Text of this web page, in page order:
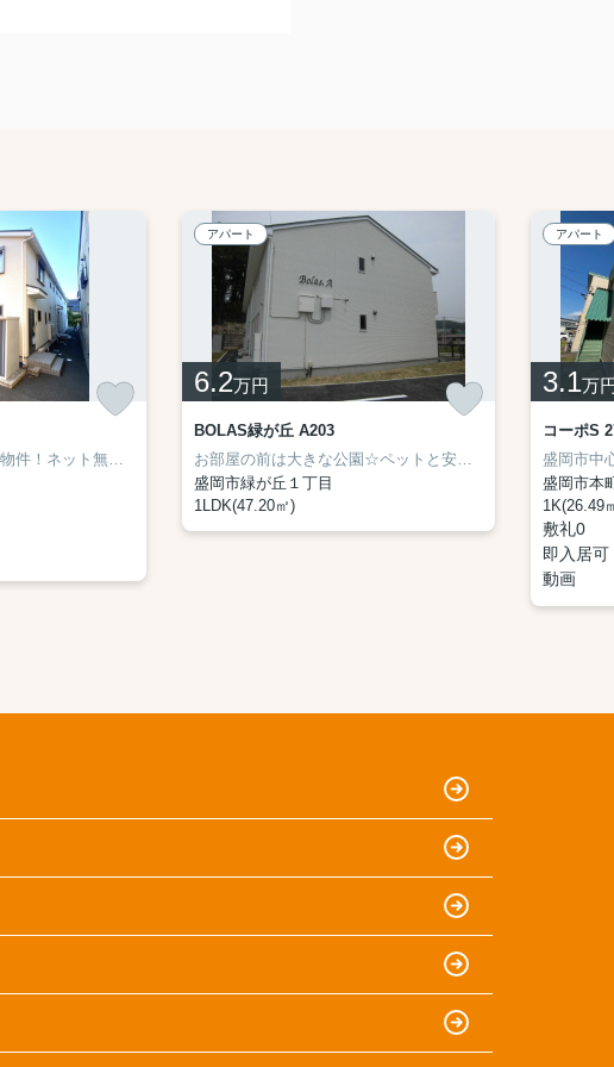
盛岡駅徒歩圏内の築浅物件！ネット無料☆
アパート
6.2万円
BOLAS緑が丘 A203
お部屋の前は大きな公園☆ペットと安心して暮らせる環境！
盛岡市緑が丘１丁目
1LDK(47.20㎡)
アパート
3.1万
コーポS
盛岡市本
1K(26.49
敷礼0
即入居可
動画